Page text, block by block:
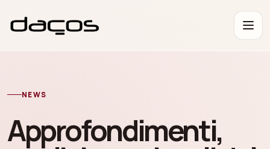
NEWS
Approfondimenti,